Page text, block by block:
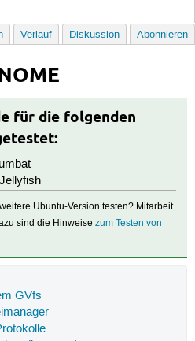
Verlauf Diskussion Abonnieren
für die folgenden
Ubuntu-Version testen? Mitarbeit
sind die Hinweisezum Testen von
GVfs